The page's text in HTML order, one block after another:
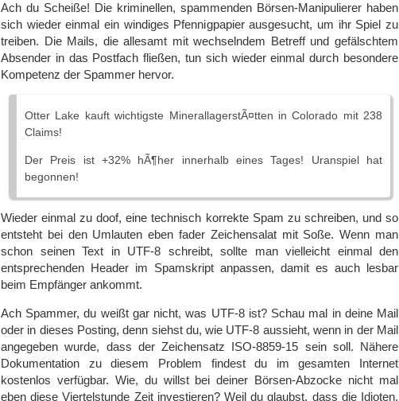
Ach du Scheiße! Die kriminellen, spammenden Börsen-Manipulierer haben
sich wieder einmal ein windiges Pfennigpapier ausgesucht, um ihr Spiel zu
treiben. Die Mails, die allesamt mit wechselndem Betreff und gefälschtem
Absender in das Postfach fließen, tun sich wieder einmal durch besondere
Kompetenz der Spammer hervor.
Otter Lake kauft wichtigste MinerallagerstÃ¤tten in Colorado mit 238
Claims!
Der Preis ist +32% hÃ¶her innerhalb eines Tages! Uranspiel hat
begonnen!
Wieder einmal zu doof, eine technisch korrekte Spam zu schreiben, und so
entsteht bei den Umlauten eben fader Zeichensalat mit Soße. Wenn man
schon seinen Text in UTF-8 schreibt, sollte man vielleicht einmal den
entsprechenden Header im Spamskript anpassen, damit es auch lesbar
beim Empfänger ankommt.
Ach Spammer, du weißt gar nicht, was UTF-8 ist? Schau mal in deine Mail
oder in dieses Posting, denn siehst du, wie UTF-8 aussieht, wenn in der Mail
angegeben wurde, dass der Zeichensatz ISO-8859-15 sein soll. Nähere
Dokumentation zu diesem Problem findest du im gesamten Internet
kostenlos verfügbar. Wie, du willst bei deiner Börsen-Abzocke nicht mal
eben diese Viertelstunde Zeit investieren? Weil du glaubst, dass die Idioten,